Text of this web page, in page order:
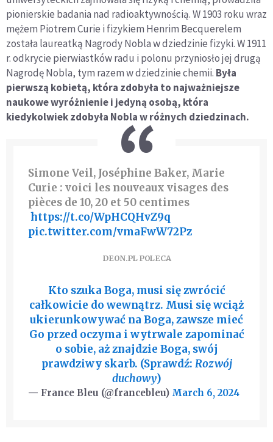
pionierskie badania nad radioaktywnością. W 1903 roku wraz
mężem Piotrem Curie i fizykiem Henrim Becquerelem
została laureatką Nagrody Nobla w dziedzinie fizyki. W 1911
r. odkrycie pierwiastków radu i polonu przyniosło jej drugą
Nagrodę Nobla, tym razem w dziedzinie chemii. Była
pierwszą kobietą, która zdobyła to najważniejsze
naukowe wyróżnienie i jedyną osobą, która
kiedykolwiek zdobyła Nobla w różnych dziedzinach.
Simone Veil, Joséphine Baker, Marie
Curie : voici les nouveaux visages des
pièces de 10, 20 et 50 centimes
https://t.co/WpHCQHvZ9q
pic.twitter.com/vmaFwW72Pz
DEON.PL POLECA
Kto szuka Boga, musi się zwrócić
całkowicie do wewnątrz. Musi się wciąż
ukierunkowywać na Boga, zawsze mieć
Go przed oczyma i wytrwale zapominać
o sobie, aż znajdzie Boga, swój
prawdziwy skarb. (Sprawdź: Rozwój
duchowy)
— France Bleu (@francebleu) March 6, 2024